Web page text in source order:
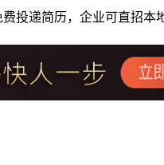
投递简历，企业可直招本